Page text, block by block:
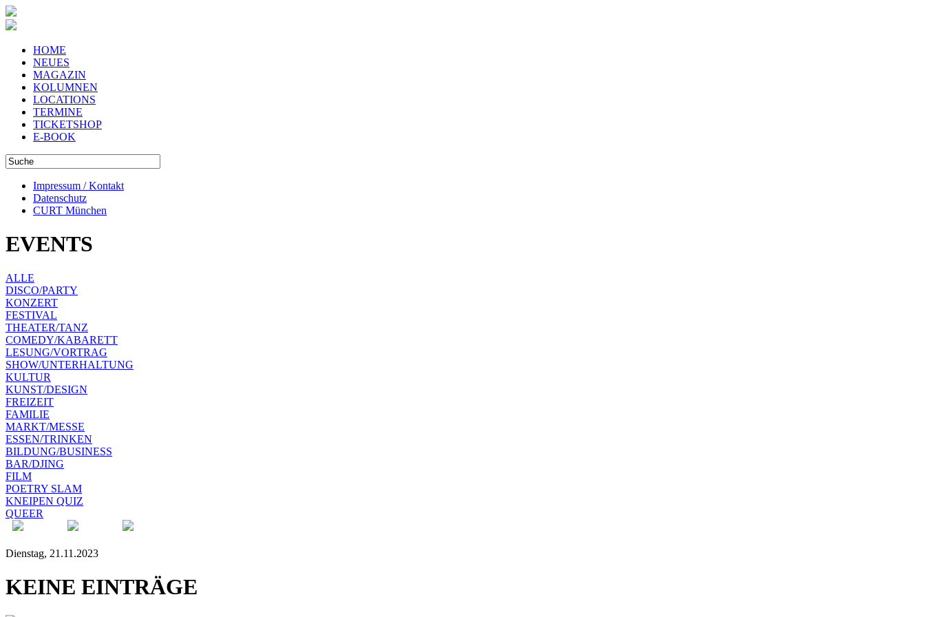
HOME
NEUES
MAGAZIN
KOLUMNEN
LOCATIONS
TERMINE
TICKETSHOP
E-BOOK
Impressum / Kontakt
Datenschutz
CURT München
EVENTS
ALLE
DISCO/PARTY
KONZERT
FESTIVAL
THEATER/TANZ
COMEDY/KABARETT
LESUNG/VORTRAG
SHOW/UNTERHALTUNG
KULTUR
KUNST/DESIGN
FREIZEIT
FAMILIE
MARKT/MESSE
ESSEN/TRINKEN
BILDUNG/BUSINESS
BAR/DJING
FILM
POETRY SLAM
KNEIPEN QUIZ
QUEER
Dienstag, 21.11.2023
KEINE EINTRÄGE